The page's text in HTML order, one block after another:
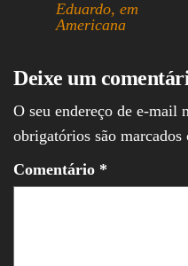
Eduardo, em
Americana
Deixe um
O seu endereço de e-mail
obrigatórios são marcados
Comentário *